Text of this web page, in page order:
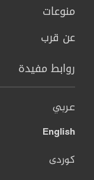
منوعات
عن قرب
روابط مفيدة
عربي
English
کوردی